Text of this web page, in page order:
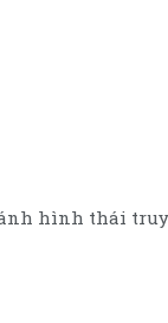
hình thái